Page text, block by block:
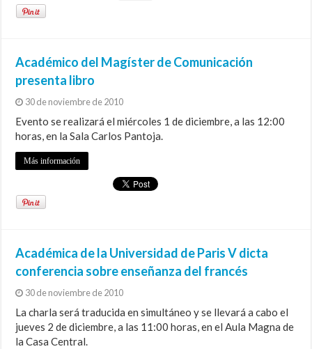
Académico del Magíster de Comunicación
presenta libro
30 de noviembre de 2010
Evento se realizará el miércoles 1 de diciembre, a las 12:00
horas, en la Sala Carlos Pantoja.
Más información
Académica de la Universidad de Paris V dicta
conferencia sobre enseñanza del francés
30 de noviembre de 2010
La charla será traducida en simultáneo y se llevará a cabo el
jueves 2 de diciembre, a las 11:00 horas, en el Aula Magna de
la Casa Central.